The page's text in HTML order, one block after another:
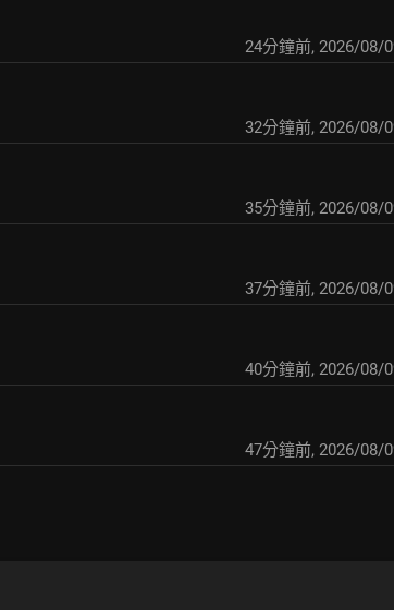
24分鐘前, 2026/08/
32分鐘前, 2026/08/
35分鐘前, 2026/08/
37分鐘前, 2026/08/
40分鐘前, 2026/08/
47分鐘前, 2026/08/